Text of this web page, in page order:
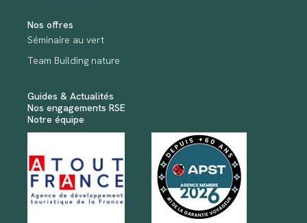
Nos offres
Séminaire au vert
Team Building nature
Guides & Actualités
Nos engagements RSE
Notre équipe